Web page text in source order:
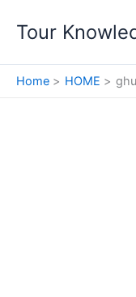
Tour
Home HOME